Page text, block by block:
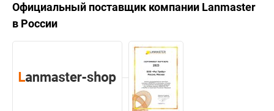
Официальный поставщик компании Lanmaster
в России